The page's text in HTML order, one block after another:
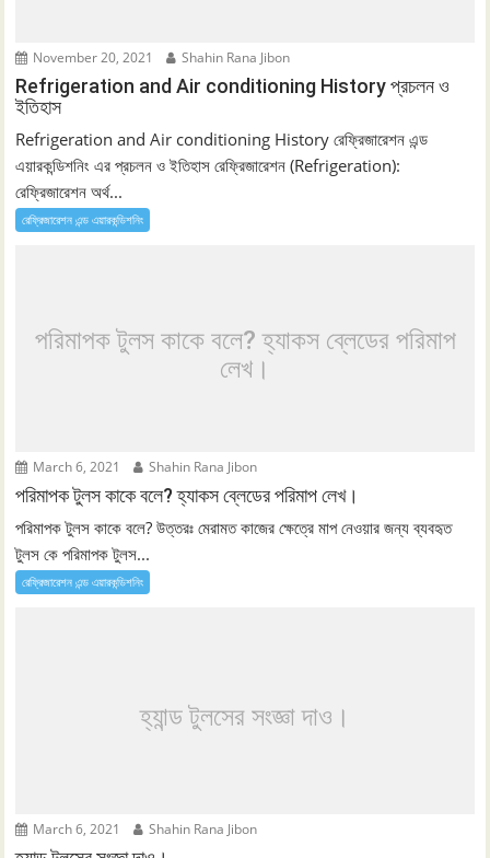
November 20, 2021 Shahin Rana Jibon
Refrigeration and Air conditioning History প্রচলন ও
ইতিহাস
Refrigeration and Air conditioning History রেফ্রিজারেশন এন্ড
এয়ারকন্ডিশনিং এর প্রচলন ও ইতিহাস রেফ্রিজারেশন (Refrigeration):
রেফ্রিজারেশন অর্থ...
রেফ্রিজারেশন এন্ড এয়ারকন্ডিশনিং
পরিমাপক টুলস কাকে বলে? হ্যাকস ব্লেডের পরিমাপ
লেখ।
March 6, 2021 Shahin Rana Jibon
পরিমাপক টুলস কাকে বলে? হ্যাকস ব্লেডের পরিমাপ লেখ।
পরিমাপক টুলস কাকে বলে? উত্তরঃ মেরামত কাজের ক্ষেত্রে মাপ নেওয়ার জন্য ব্যবহৃত
টুলস কে পরিমাপক টুলস...
রেফ্রিজারেশন এন্ড এয়ারকন্ডিশনিং
হ্যান্ড টুলসের সংজ্ঞা দাও।
March 6, 2021 Shahin Rana Jibon